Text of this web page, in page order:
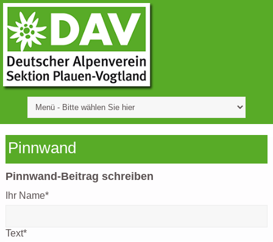
Pinnwand
Pinnwand-Beitrag schreiben
Ihr Name*
Text*